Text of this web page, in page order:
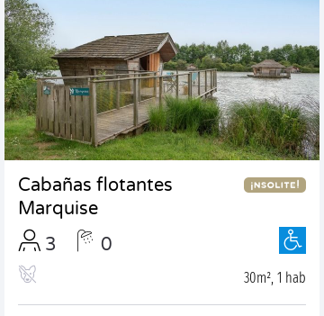
Cabañas flotantes
Marquise
3
0
30m², 1 hab